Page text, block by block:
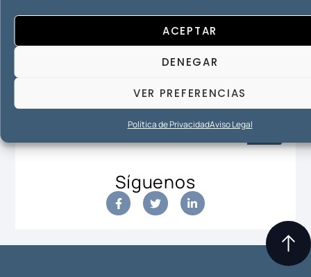
ACEPTAR
DENEGAR
VER PREFERENCIAS
Política de PrivacidadAviso Legal
Contenido principal de la «Ley
16/12/2015
Busqueda
Síguenos